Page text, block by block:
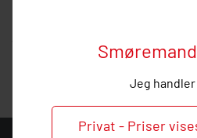
Jeg handler
Privat - Priser
Vi har et bredt udvalg af tilbehør
centralsmøring og